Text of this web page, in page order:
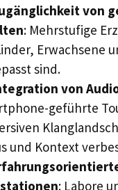
von
: Mehrstufige
Erwachsene
sind.
von
geführte
und Kontext
: Labore